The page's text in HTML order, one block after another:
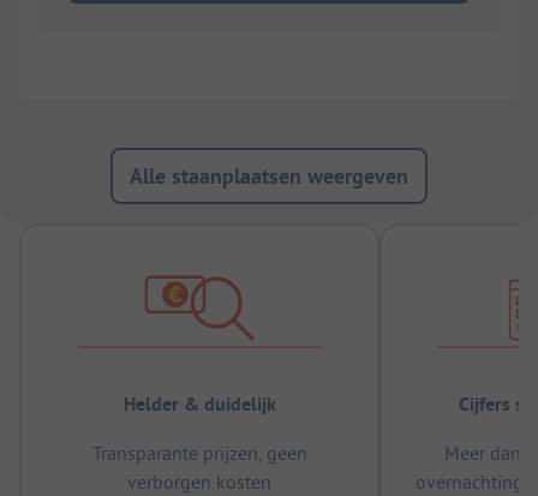
Alle staanplaatsen weergeven
Helder & duidelijk
Transparante prijzen, geen
verborgen kosten
Cijfers
Meer dan